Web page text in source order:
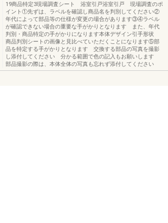
19商品特定3現場調査シート 浴室引戸浴室引戸 現場調査のポ
イント①先ずは、ラベルを確認し商品名を判別してください②
年代によって部品等の仕様が変更の場合があります③④ラベル
が確認できない場合の重要な手がかりとなります また、年代
判別・商品特定の手がかりになります本体デザイン引手形状
商品判別シートの画像と見比べていただくことになります⑤部
品を特定する手がかりとなります 交換する部品の写真を撮影
し添付してください 分かる範囲で色の記入もお願いします
部品撮影の際は、本体全体の写真も忘れず添付してください